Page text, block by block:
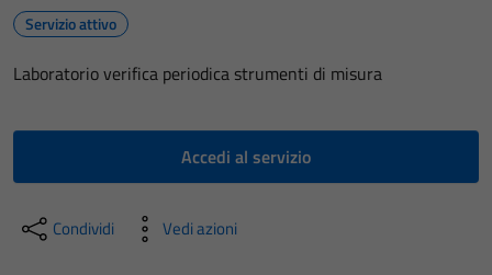
Servizio attivo
Laboratorio verifica periodica strumenti di misura
Accedi al servizio
Condividi Vedi azioni